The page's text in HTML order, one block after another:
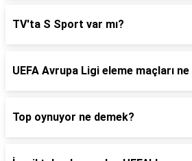
TV'ta S Sport var mı?
UEFA Avrupa Ligi eleme maçları
Top oynuyor ne demek?